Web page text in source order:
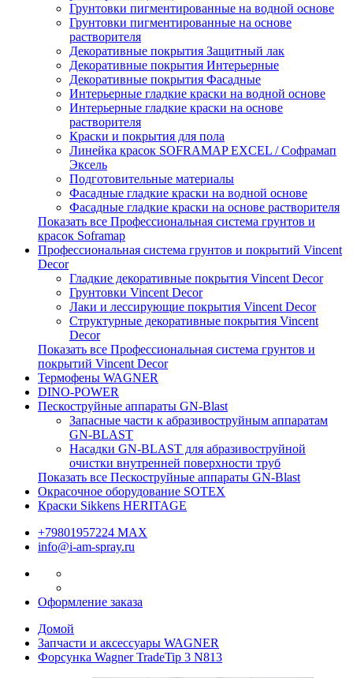
Грунтовки пигментированные на водной основе
Грунтовки пигментированные на основе
растворителя
Декоративные покрытия Защитный лак
Декоративные покрытия Интерьерные
Декоративные покрытия Фасадные
Интерьерные гладкие краски на водной основе
Интерьерные гладкие краски на основе
растворителя
Краски и покрытия для пола
Линейка красок SOFRAMAP EXCEL / Софрамап
Эксель
Подготовительные материалы
Фасадные гладкие краски на водной основе
Фасадные гладкие краски на основе растворителя
Показать все Профессиональная система грунтов и
красок Soframap
Профессиональная система грунтов и покрытий Vincent
Decor
Гладкие декоративные покрытия Vincent Decor
Грунтовки Vincent Decor
Лаки и лессирующие покрытия Vincent Decor
Структурные декоративные покрытия Vincent
Decor
Показать все Профессиональная система грунтов и
покрытий Vincent Decor
Термофены WAGNER
DINO-POWER
Пескоструйные аппараты GN-Blast
Запасные части к абразивоструйным аппаратам
GN-BLAST
Насадки GN-BLAST для абразивоструйной
очистки внутренней поверхности труб
Показать все Пескоструйные аппараты GN-Blast
Окрасочное оборудование SOTEX
Краски Sikkens HERITAGE
+79801957224 МАХ
info@i-am-spray.ru
Оформление заказа
Домой
Запчасти и аксессуары WAGNER
Форсунка Wagner TradeTip 3 N813